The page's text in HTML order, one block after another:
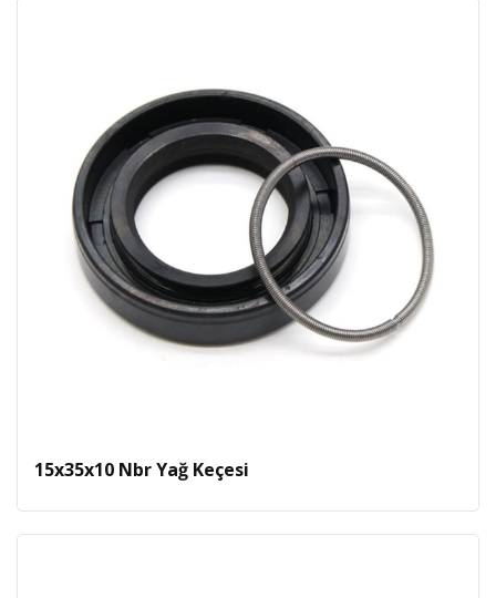
15x35x10 Nbr Yağ Keçesi